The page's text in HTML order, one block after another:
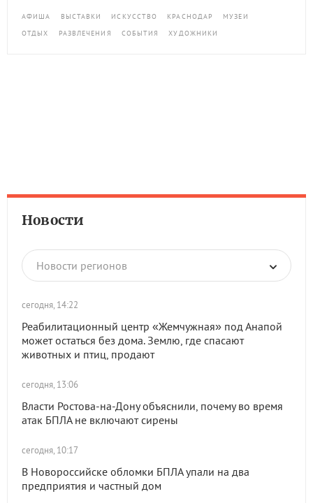
АФИША ВЫСТАВКИ ИСКУССТВО КРАСНОДАР
МУЗЕИ
ОТДЫХ
РАЗВЛЕЧЕНИЯ СОБЫТИЯ ХУДОЖНИКИ
Новости
Новости регионов
сегодня, 14:22
Реабилитационный центр «Жемчужная» под Анапой
может остаться без дома. Землю, где спасают
животных и птиц, продают
сегодня, 13:06
Власти Ростова-на-Дону объяснили, почему во время
атак БПЛА не включают сирены
сегодня, 10:17
В Новороссийске обломки БПЛА упали на два
предприятия и частный дом